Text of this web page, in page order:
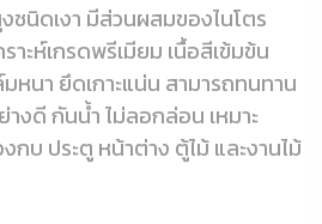
นิดเงา มีส่วนผสมของไนโตร
าะห์เกรดพรีเมียม เนื้อสีเข้มข้น
หนา ยึดเกาะแน่น สามารถทนทาน
งดี กันน้ำ ไม่ลอกล่อน เหมาะ
กบ ประตู หน้าต่าง ตู้ไม้ และงานไม้